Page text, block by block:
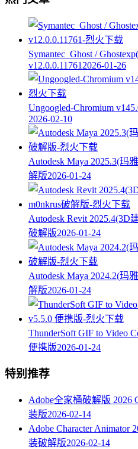
Symantec_Ghost /
v12.0.0.11761 2026-01-26
Ungoogled-Chromium
2026-02-10
Autodesk Maya 2025.3(玛
解版2026-01-24
Autodesk Revit 2025.4(3D
破解版2026-01-24
Autodesk Maya 2024.2(玛
解版2026-01-24
ThunderSoft GIF to Video
便携版2026-01-24
特别推荐
Adobe全家桶破解版 2026
装版2026-02-14
Adobe Character Animator
装破解版2026-02-14